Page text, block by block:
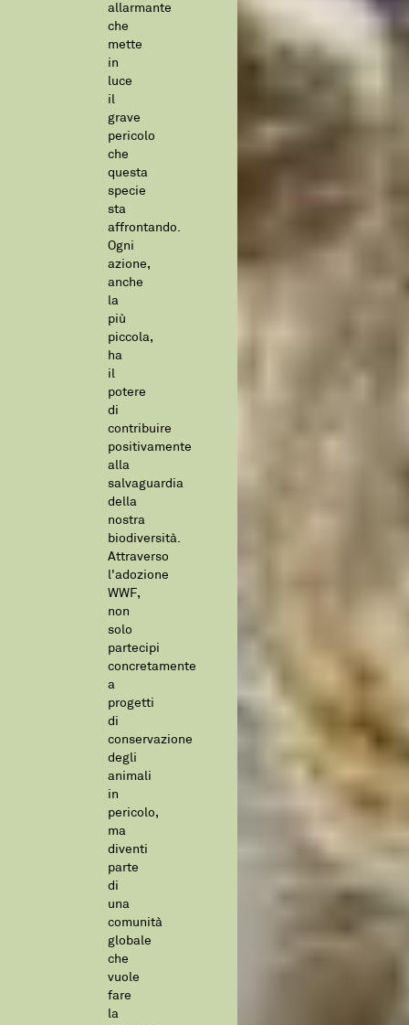
allarmante
che
mette
in
luce
il
grave
pericolo
che
questa
specie
sta
affrontando.
Ogni
azione,
anche
la
più
piccola,
ha
il
potere
di
contribuire
positivamente
alla
salvaguardia
della
nostra
biodiversità.
Attraverso
l'adozione
WWF,
non
solo
partecipi
concretamente
a
progetti
di
conservazione
degli
animali
in
pericolo,
ma
diventi
parte
di
una
comunità
globale
che
vuole
fare
la